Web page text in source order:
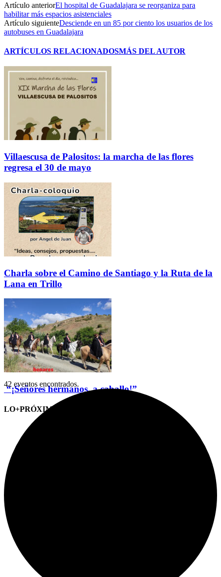
Artículo anteriorEl hospital de Guadalajara se reorganiza para
habilitar más espacios asistenciales
Artículo siguienteDesciende en un 85 por ciento los usuarios de los
autobuses en Guadalajara
ARTÍCULOS RELACIONADOSMÁS DEL AUTOR
Villaescusa de Palositos: la marcha de las flores
regresa el 30 de mayo
Charla sobre el Camino de Santiago y la Ruta de la
Lana en Trillo
“¡Señores hermanos, a caballo!”
LO+PRÓXIMO (CITAS)
42 eventos encontrados.